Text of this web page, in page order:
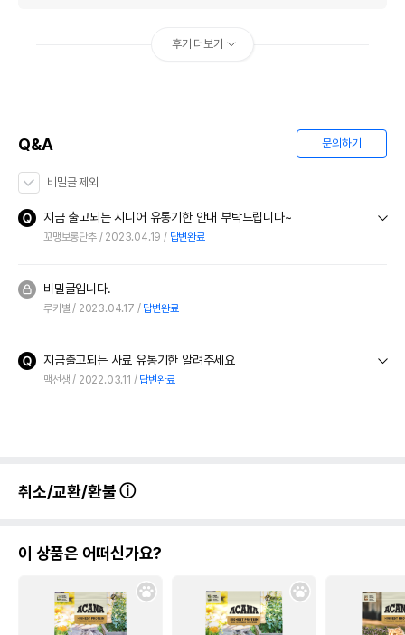
후기 더보기
Q&A 문의하기
비밀글 제외
지금 출고되는 시니어 유통기한 안내 부탁드립니다~
꼬맹보롱단추 2023.04.19 답변완료
비밀글입니다.
루키별 2023.04.17 답변완료
지금출고되는 사료 유통기한 알려주세요
맥선생 2022.03.11 답변완료
취소/교환/환불
이 상품은 어떠신가요?